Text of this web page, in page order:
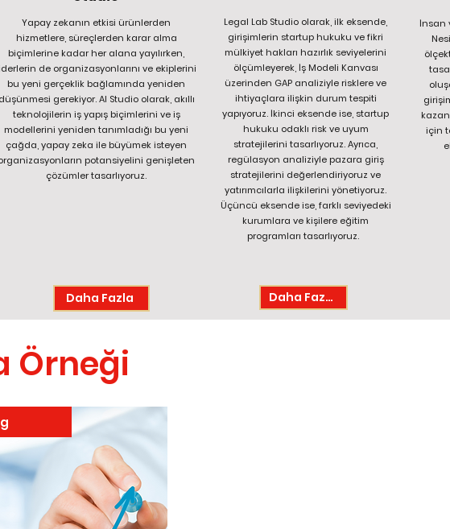
Yapay zekanın etkisi ürünlerden
hizmetlere, süreçlerden karar alma
biçimlerine kadar her alana yayılırken,
de organizasyonlarını ve ekiplerini
bu yeni gerçeklik bağlamında yeniden
düşünmesi gerekiyor. AI Studio olarak, akıllı
teknolojilerin iş yapış biçimlerini ve iş
modellerini yeniden tanımladığı bu yeni
çağda, yapay zeka ile büyümek isteyen
potansiyelini genişleten
çözümler tasarlıyoruz.
Daha Fazla
Legal Lab Studio olarak, ilk eksende,
girişimlerin startup hukuku ve fikri
mülkiyet hakları hazırlık seviyelerini
ölçümleyerek, İş Modeli Kanvası
üzerinden GAP analiziyle risklere ve
ihtiyaçlara ilişkin durum tespiti
yapıyoruz. İkinci eksende ise, startup
hukuku odaklı risk ve uyum
stratejilerini tasarlıyoruz. Ayrıca,
regülasyon analiziyle pazara giriş
stratejilerini değerlendiriyoruz ve
yatırımcılarla ilişkilerini yönetiyoruz.
Üçüncü eksende ise, farklı seviyedeki
kurumlara ve kişilere eğitim
programları tasarlıyoruz.
Daha Fazla
İnsan
için
Örneği